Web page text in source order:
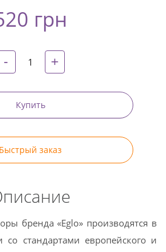
Twitter
Pinterest
грн
- +
Купить
Быстрый заказ
бренда «Eglo» производятся в
со стандартами европейского и